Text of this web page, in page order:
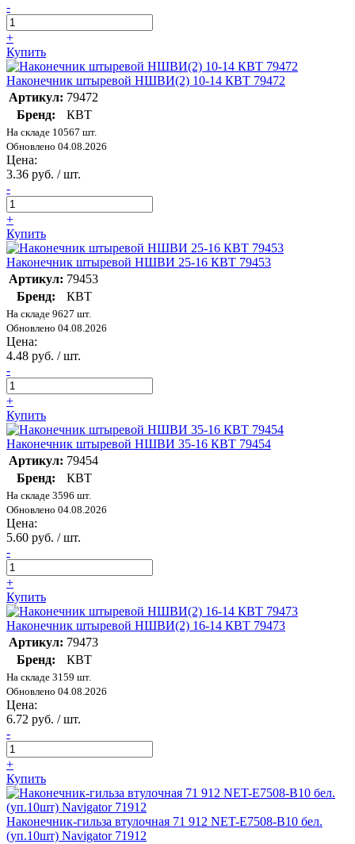
-
+
Купить
Наконечник штыревой НШВИ(2) 10-14 КВТ 79472
Артикул: 79472
Бренд:
КВТ
На складе 10567 шт.
Обновлено 04.08.2026
Цена:
3.36 руб. / шт.
-
+
Купить
Наконечник штыревой НШВИ 25-16 КВТ 79453
Артикул: 79453
Бренд:
КВТ
На складе 9627 шт.
Обновлено 04.08.2026
Цена:
4.48 руб. / шт.
-
+
Купить
Наконечник штыревой НШВИ 35-16 КВТ 79454
Артикул: 79454
Бренд:
КВТ
На складе 3596 шт.
Обновлено 04.08.2026
Цена:
5.60 руб. / шт.
-
+
Купить
Наконечник штыревой НШВИ(2) 16-14 КВТ 79473
Артикул: 79473
Бренд:
КВТ
На складе 3159 шт.
Обновлено 04.08.2026
Цена:
6.72 руб. / шт.
-
+
Купить
Наконечник-гильза втулочная 71 912 NET-E7508-B10 бел.
(уп.10шт) Navigator 71912